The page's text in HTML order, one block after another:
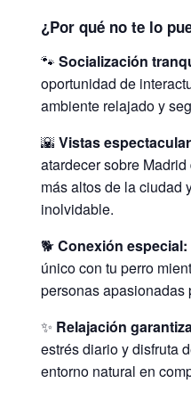
¿Por qué no te lo
🐾Socialización
oportunidad de
ambiente relajado y
🌇Vistas
atardecer sobre
más altos de la ciudad
inolvidable.
🐕Conexión especial:
único con tu perro
personas apasionadas
✨ Relajación
estrés diario y disfruta
entorno natural en